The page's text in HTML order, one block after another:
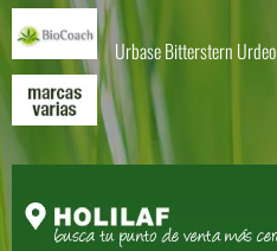
Urbase Bitterstern Urdeo